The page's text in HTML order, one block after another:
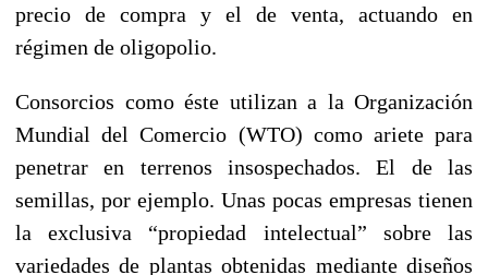
precio de compra y el de venta, actuando en
régimen de oligopolio.
Consorcios como éste utilizan a la Organización
Mundial del Comercio (WTO) como ariete para
penetrar en terrenos insospechados. El de las
semillas, por ejemplo. Unas pocas empresas tienen
la exclusiva “propiedad intelectual” sobre las
variedades de plantas obtenidas mediante diseños